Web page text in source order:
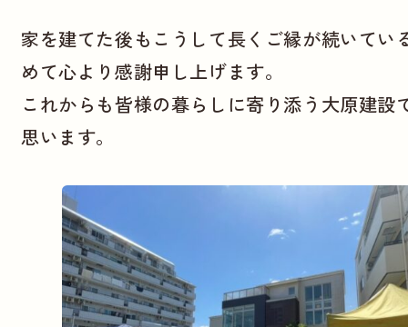
家を建てた後もこうして長くご縁が続いてい
めて心より感謝申し上げます。
これからも皆様の暮らしに寄り添う大原建設
思います。